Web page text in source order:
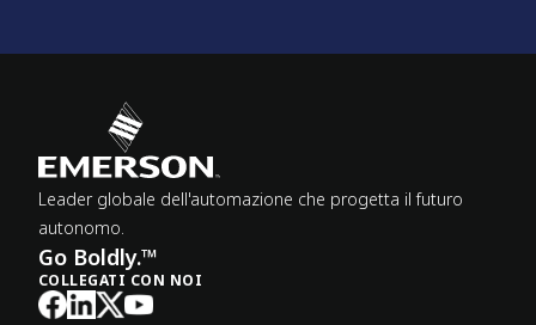
Leader globale dell'automazione che progetta il futuro
autonomo.
Go Boldly.™
COLLEGATI CON NOI